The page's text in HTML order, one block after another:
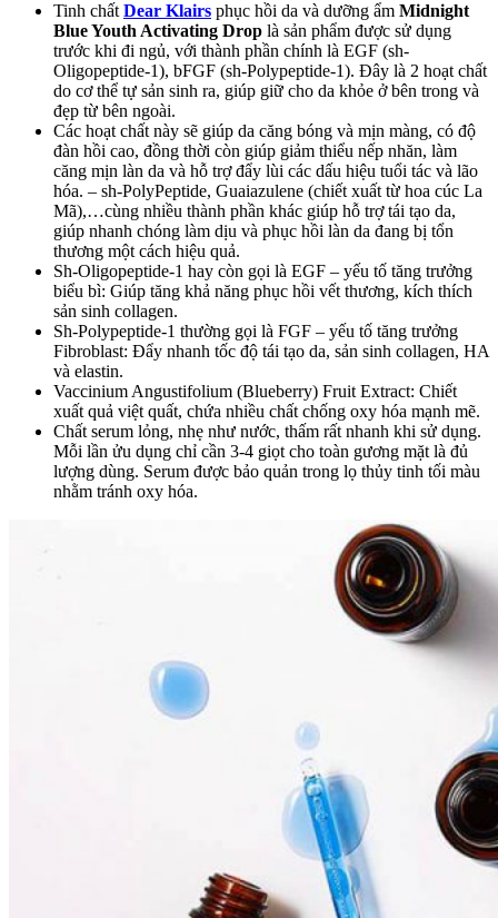
Tinh chấtDear Klairs phục hồi da và dưỡng ẩm Midnight
Blue Youth Activating Drop là sản phẩm được sử dụng
trước khi đi ngủ, với thành phần chính là EGF (sh-
Oligopeptide-1), bFGF (sh-Polypeptide-1). Đây là 2 hoạt chất
do cơ thể tự sản sinh ra, giúp giữ cho da khỏe ở bên trong và
đẹp từ bên ngoài.
Các hoạt chất này sẽ giúp da căng bóng và mịn màng, có độ
đàn hồi cao, đồng thời còn giúp giảm thiểu nếp nhăn, làm
căng mịn làn da và hỗ trợ đẩy lùi các dấu hiệu tuổi tác và lão
hóa. – sh-PolyPeptide, Guaiazulene (chiết xuất từ hoa cúc La
Mã),…cùng nhiều thành phần khác giúp hỗ trợ tái tạo da,
giúp nhanh chóng làm dịu và phục hồi làn da đang bị tổn
thương một cách hiệu quả.
Sh-Oligopeptide-1 hay còn gọi là EGF – yếu tố tăng trưởng
biểu bì: Giúp tăng khả năng phục hồi vết thương, kích thích
sản sinh collagen.
Sh-Polypeptide-1 thường gọi là FGF – yếu tố tăng trưởng
Fibroblast: Đẩy nhanh tốc độ tái tạo da, sản sinh collagen, HA
và elastin.
Vaccinium Angustifolium (Blueberry) Fruit Extract: Chiết
xuất quả việt quất, chứa nhiều chất chống oxy hóa mạnh mẽ.
Chất serum lỏng, nhẹ như nước, thấm rất nhanh khi sử dụng.
Mỗi lần ửu dụng chỉ cần 3-4 giọt cho toàn gương mặt là đủ
lượng dùng. Serum được bảo quản trong lọ thủy tinh tối màu
nhằm tránh oxy hóa.